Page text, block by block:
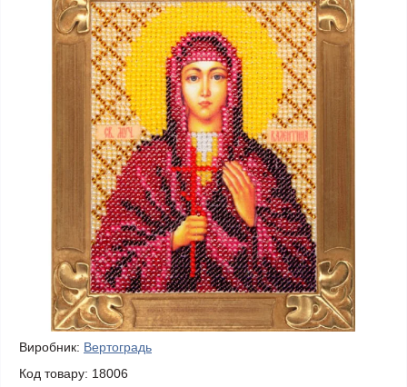
Виробник: Вертоградь
Код товару: 18006